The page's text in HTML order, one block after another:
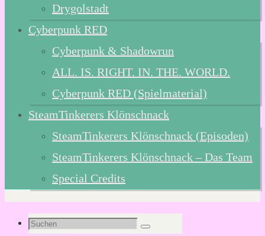
Drygolstadt
Cyberpunk RED
Cyberpunk & Shadowrun
ALL. IS. RIGHT. IN. THE. WORLD.
Cyberpunk RED (Spielmaterial)
SteamTinkerers Klönschnack
SteamTinkerers Klönschnack (Episoden)
SteamTinkerers Klönschnack – Das Team
Special Credits
Schlagwort:
Suchen
Suchen